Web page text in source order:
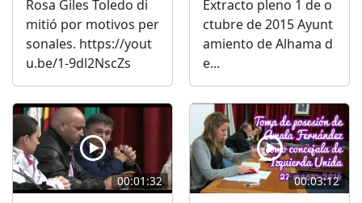
Rosa Giles Toledo di
mitió por motivos per
sonales. https://yout
u.be/1-9dl2NscZs
Extracto pleno 1 de o
ctubre de 2015 Ayunt
amiento de Alhama d
e...
00:01:32 00:03:12